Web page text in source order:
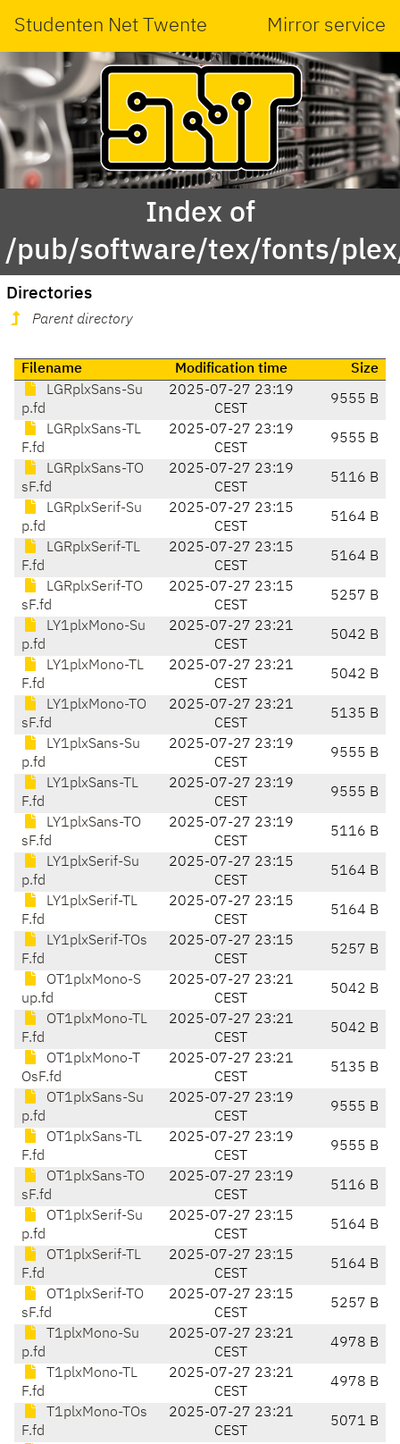
Studenten Net Twente Mirror service
Index of
/pub/software/tex/fonts/
Directories
Parent directory
Filename Modification time
Size
LGRplxSans-Su
p.fd
2025-07-27 23:19
CEST
9555 B
LGRplxSans-TL
F.fd
2025-07-27 23:19
CEST
9555 B
LGRplxSans-TO
sF.fd
2025-07-27 23:19
CEST
5116 B
LGRplxSerif-Su
p.fd
2025-07-27 23:15
CEST
5164 B
LGRplxSerif-TL
F.fd
2025-07-27 23:15
CEST
5164 B
LGRplxSerif-TO
sF.fd
2025-07-27 23:15
CEST
5257 B
LY1plxMono-Su
p.fd
2025-07-27 23:21
CEST
5042 B
LY1plxMono-TL
F.fd
2025-07-27 23:21
CEST
5042 B
LY1plxMono-TO
sF.fd
2025-07-27 23:21
CEST
5135 B
LY1plxSans-Su
p.fd
2025-07-27 23:19
CEST
9555 B
LY1plxSans-TL
F.fd
2025-07-27 23:19
CEST
9555 B
LY1plxSans-TO
sF.fd
2025-07-27 23:19
CEST
5116 B
LY1plxSerif-Su
p.fd
2025-07-27 23:15
CEST
5164 B
LY1plxSerif-TL
F.fd
2025-07-27 23:15
CEST
5164 B
LY1plxSerif-TOs
F.fd
2025-07-27 23:15
CEST
5257 B
OT1plxMono-S
up.fd
2025-07-27 23:21
CEST
5042 B
OT1plxMono-TL
F.fd
2025-07-27 23:21
CEST
5042 B
OT1plxMono-T
OsF.fd
2025-07-27 23:21
CEST
5135 B
OT1plxSans-Su
p.fd
2025-07-27 23:19
CEST
9555 B
OT1plxSans-TL
F.fd
2025-07-27 23:19
CEST
9555 B
OT1plxSans-TO
sF.fd
2025-07-27 23:19
CEST
5116 B
OT1plxSerif-Su
p.fd
2025-07-27 23:15
CEST
5164 B
OT1plxSerif-TL
F.fd
2025-07-27 23:15
CEST
5164 B
OT1plxSerif-TO
sF.fd
2025-07-27 23:15
CEST
5257 B
T1plxMono-Su
p.fd
2025-07-27 23:21
CEST
4978 B
T1plxMono-TL
F.fd
2025-07-27 23:21
CEST
4978 B
T1plxMono-TOs
F.fd
2025-07-27 23:21
CEST
5071 B